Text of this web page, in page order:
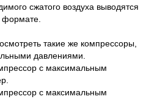
сжатого воздуха выводятся
формате.
такие же компрессоры,
давлениями.
с максимальным
с максимальным